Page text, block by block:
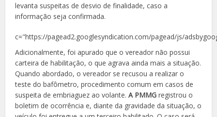
levanta suspeitas de desvio de finalidade, caso a
informação seja confirmada.
c="https://pagead2.googlesyndication.com/pagead/js/
Adicionalmente, foi apurado que o vereador não possui
carteira de habilitação, o que agrava ainda mais a situação.
Quando abordado, o vereador se recusou a realizar o
teste do bafômetro, procedimento comum em casos de
suspeita de embriaguez ao volante.A PMMGregistrou o
boletim de ocorrência e, diante da gravidade da situação, o